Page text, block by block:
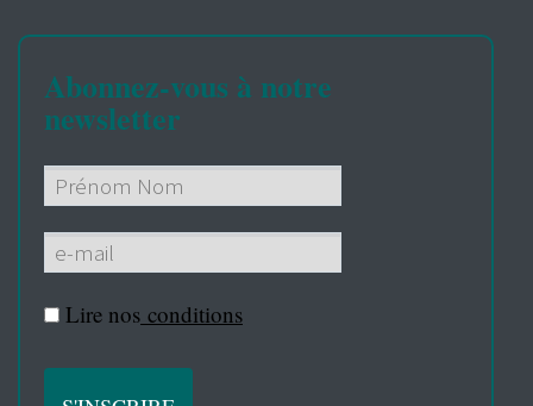
Abonnez-vous à notre
newsletter
Lire nos conditions